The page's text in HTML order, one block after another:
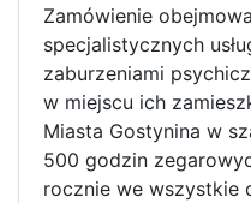
Zamówienie
specjalistycznych
zaburzeniami
w miejscu ich
Miasta Gostynina w
500 godzin
rocznie we wszystkie